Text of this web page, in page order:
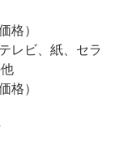
格）
レビ、紙、セラ
格）